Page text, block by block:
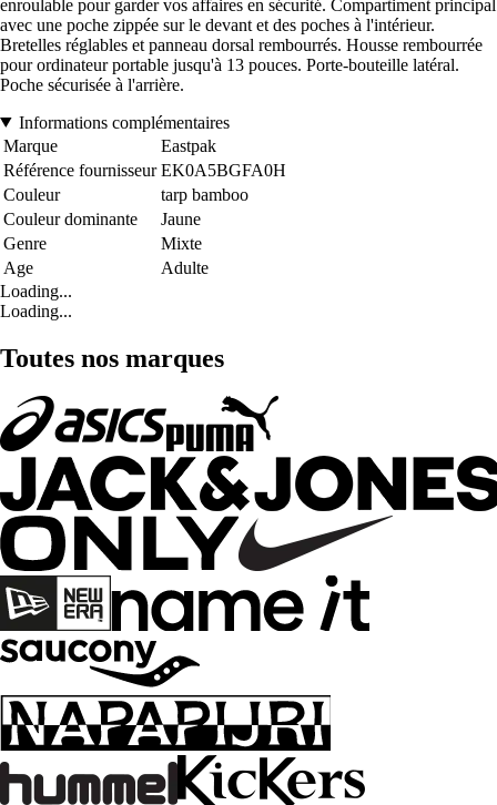
enroulable pour garder vos affaires en sécurité. Compartiment principal
avec une poche zippée sur le devant et des poches à l'intérieur.
Bretelles réglables et panneau dorsal rembourrés. Housse rembourrée
pour ordinateur portable jusqu'à 13 pouces. Porte-bouteille latéral.
Poche sécurisée à l'arrière.
Informations complémentaires
Marque
Eastpak
Référence fournisseur EK0A5BGFA0H
Couleur
tarp bamboo
Couleur dominante
Jaune
Genre
Mixte
Age
Adulte
Loading...
Loading...
Toutes nos marques